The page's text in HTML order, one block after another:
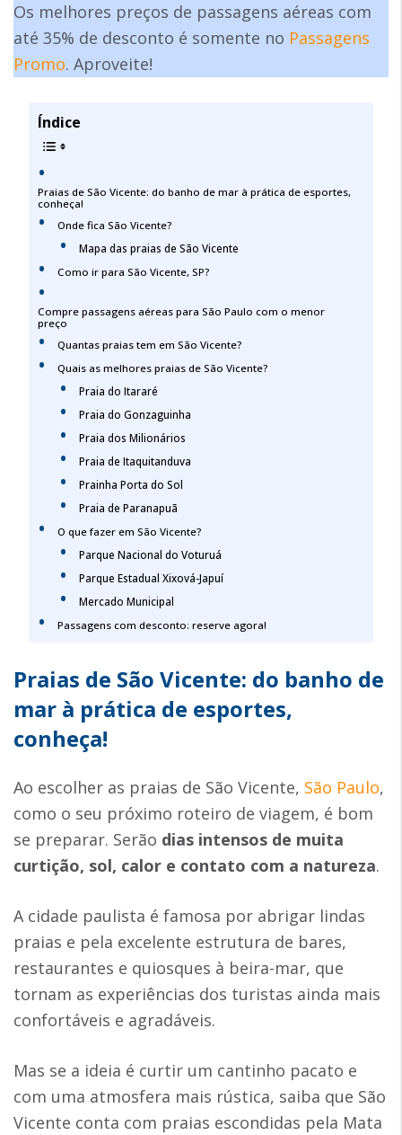
Os melhores preços de passagens aéreas com
até 35% de desconto é somente no Passagens
Promo. Aproveite!
Índice
Praias de São Vicente: do banho de mar à prática de esportes,
conheça!
Onde fica São Vicente?
Mapa das praias de São Vicente
Como ir para São Vicente, SP?
Compre passagens aéreas para São Paulo com o menor
preço
Quantas praias tem em São Vicente?
Quais as melhores praias de São Vicente?
Praia do Itararé
Praia do Gonzaguinha
Praia dos Milionários
Praia de Itaquitanduva
Prainha Porta do Sol
Praia de Paranapuã
O que fazer em São Vicente?
Parque Nacional do Voturuá
Parque Estadual Xixová-Japuí
Mercado Municipal
Passagens com desconto: reserve agora!
Praias de São Vicente: do banho de
mar à prática de esportes,
conheça!
Ao escolher as praias de São Vicente, São Paulo,
como o seu próximo roteiro de viagem, é bom
se preparar. Serão dias intensos de muita
curtição, sol, calor e contato com a natureza.
A cidade paulista é famosa por abrigar lindas
praias e pela excelente estrutura de bares,
restaurantes e quiosques à beira-mar, que
tornam as experiências dos turistas ainda mais
confortáveis e agradáveis.
Mas se a ideia é curtir um cantinho pacato e
com uma atmosfera mais rústica, saiba que São
Vicente conta com praias escondidas pela Mata